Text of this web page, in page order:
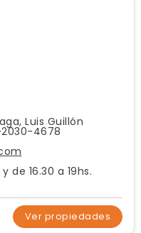
Luis Guillón
2030-4678
de 16.30 a 19hs.
Ver propiedades